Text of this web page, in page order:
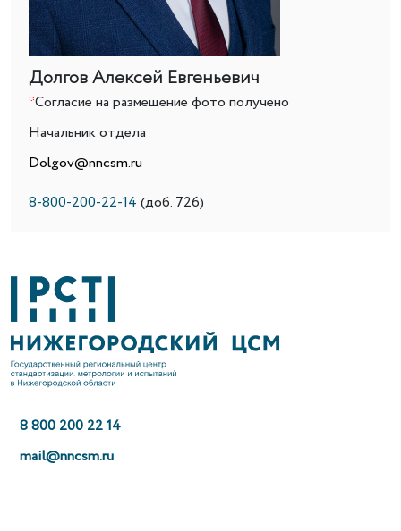
Долгов Алексей Евгеньевич
*Согласие на размещение фото получено
Начальник отдела
Dolgov@nncsm.ru
8-800-200-22-14 (доб. 726)
8 800 200 22 14
mail@nncsm.ru